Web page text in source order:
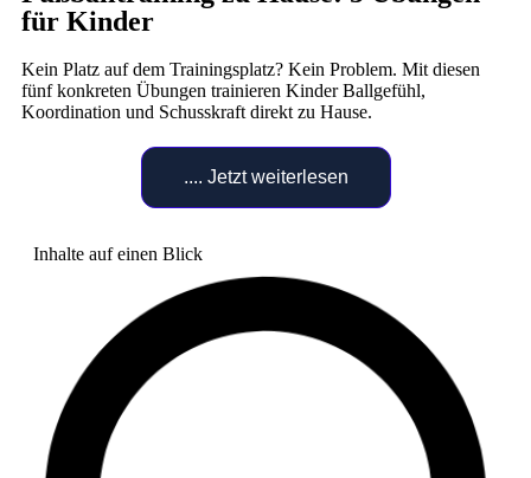
für Kinder
Kein Platz auf dem Trainingsplatz? Kein Problem. Mit diesen
fünf konkreten Übungen trainieren Kinder Ballgefühl,
Koordination und Schusskraft direkt zu Hause.
.... Jetzt weiterlesen
Inhalte auf einen Blick